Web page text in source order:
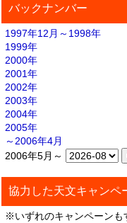
バックナンバー
1997年12月～1998年
1999年
2000年
2001年
2002年
2003年
2004年
2005年
～2006年4月
2006年5月～
協力した天文キャンペ
※いずれのキャンペーンも